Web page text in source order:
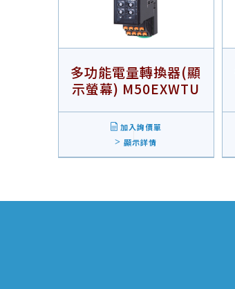
多功能電量轉換器(顯
示螢幕) M50EXWTU
加入詢價單
顯示詳情